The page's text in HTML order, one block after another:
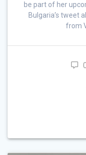
be part of her
Bulgaria’s tweet
from